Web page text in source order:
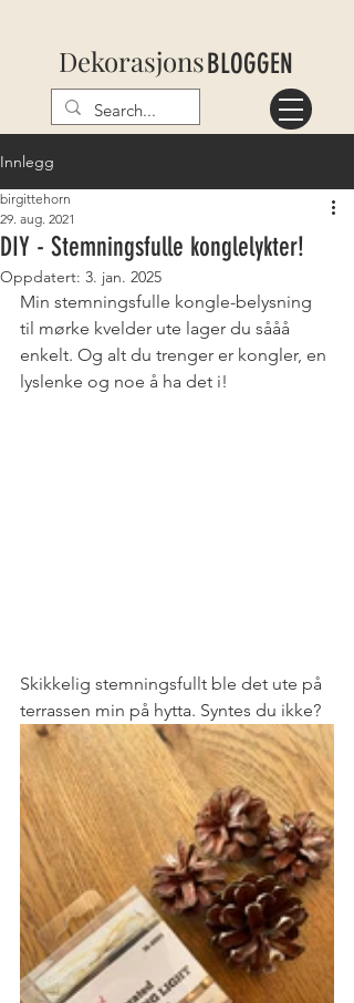
DekorasjonsBLOGGEN
Innlegg
DIY - Stemningsfulle konglelykter!
birgittehorn
29. aug. 2021
Oppdatert: 3. jan. 2025
Min stemningsfulle kongle-belysning
til mørke kvelder ute lager du sååå
enkelt. Og alt du trenger er kongler, en
lyslenke og noe å ha det i!
Skikkelig stemningsfullt ble det ute på
terrassen min på hytta. Syntes du ikke?